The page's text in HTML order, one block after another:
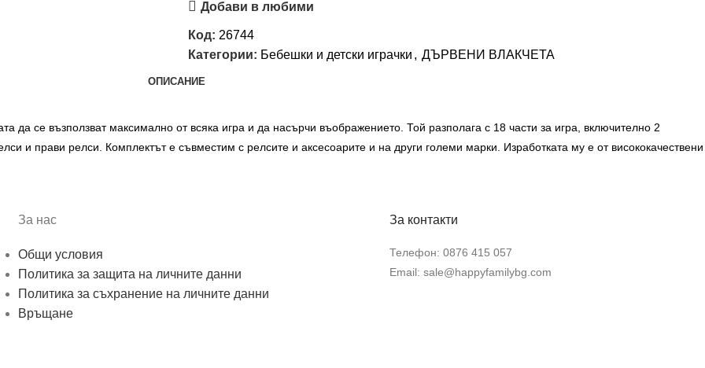
Добави в любими
Код: 26744
Категории: Бебешки и детски играчки , ДЪРВЕНИ ВЛАКЧЕТА
ОПИСАНИЕ
да се възползват максимално от всяка игра и да насърчи въображението. Той разполага с 18 части за игра, включително 2
и прави релси. Комплектът е съвместим с релсите и аксесоарите и на други големи марки. Изработката му е от висококачествени
За нас
Общи условия
Политика за защита на личните данни
Политика за съхранение на личните данни
Връщане
За контакти
Телефон: 0876 415 057
Email: sale@happyfamilybg.com